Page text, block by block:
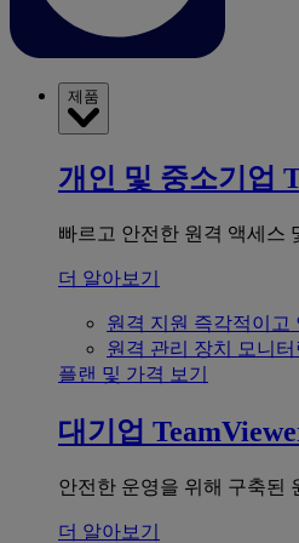
제품
개인 및 중소기업
빠르고 안전한 원격 액세스
더 알아보기
원격 지원 즉각적이고
원격 관리 장치 모니터
플랜 및 가격 보기
대기업
안전한 운영을 위해 구축된
더 알아보기